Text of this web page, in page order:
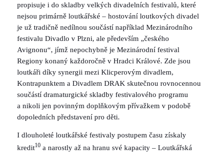
propisuje i do skladby velkých divadelních festivalů, které
nejsou primárně loutkářské – hostování loutkových divadel
je už tradičně nedílnou součástí například Mezinárodního
festivalu Divadlo v Plzni, ale především „českého
Avignonu“, jímž nepochybně je Mezinárodní festival
Regiony konaný každoročně v Hradci Králové. Zde jsou
loutkáři díky synergii mezi Klicperovým divadlem,
Kontrapunktem a Divadlem DRAK skutečnou rovnocennou
součástí dramaturgické skladby festivalového programu
a nikoli jen povinným doplňkovým přívažkem v podobě
dopoledních představení pro děti.
I dlouholeté loutkářské festivaly postupem času získaly
kredit10a narostly až na hranu své kapacity – Loutkářská